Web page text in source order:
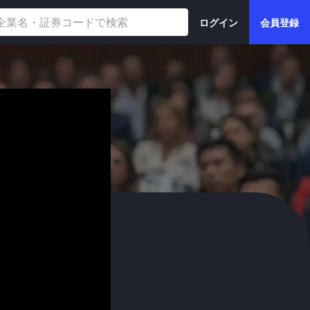
ログイン 会員登録